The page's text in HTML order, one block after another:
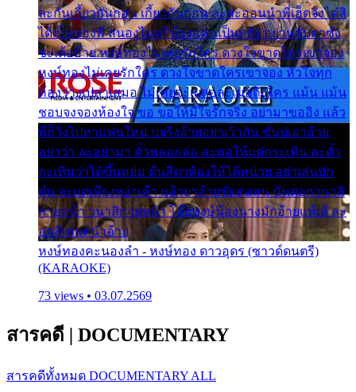
ละกันเกี้ยวกันก่อน เกี้ยวกันก่อน ละสะออนนำพี่เฮ็ดจังได๋สิ
ได้เป็นของพี่ สนองไมตรีน้องแหน่เป็นหยัง อย่าหลับตาซัง
ซะเด้ออ้าย หงษ์ทองไม่เคยรักใคร ดวงใจขาดใครเขาจอง
หงษ์ทองไม่เคยรักใคร ดวงใจขาดใครเขาจอง หัวใจทุก
ห้องว่างเปล่าเสมอ ไม่เคยจะเผลอละเมอถึงใคร แม้น แม้น
ชอบจงจองห้องใจ ขอ ขอให้มีใจรักจริง อย่ามาขออิง แล้ว
พี่ก็วิ่งไปหาแฟนใหม่ บ่จริงอ้ายอย่าเว้ากัน ขั่นบ่เอาอ้าย
อย่าว่า ละอย่ามา ตั๋วหลอกล่อ ละพอให้แต่กระเทิน ละตั๋ว
กะเทินว่าได้ขึ้นหย่ม ต้นสีดาต้องให้ได้หน่วย อย่าเล่นบัก
ตุ๋น ละแต่เพียงหง่าเค้า แล้วยาอ้ายขัดต่อสน นั่นดอกวนาสิ
กายหน้า วนาสิกายหน้า โอ๊ยหงษ์น้องนางมักอ้ายแท้เด้ ละ
อกสิเพแต่นำอ้าย
หงษ์ทองคะนองลำ - หงษ์ทอง ดาวอุดร (ซาวด์ดนตรี)
(KARAOKE)
73 views • 03.07.2569
สารคดี | DOCUMENTARY
สารคดีทั้งหมด DOCUMENTARY ALL